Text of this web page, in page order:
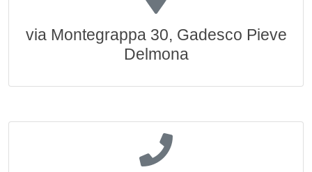
via Montegrappa 30, Gadesco Pieve
Delmona